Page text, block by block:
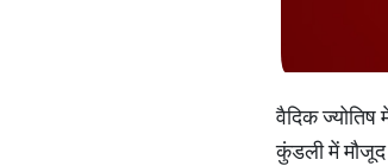
वैदिक ज्योतिष
कुंडली में मौजूद